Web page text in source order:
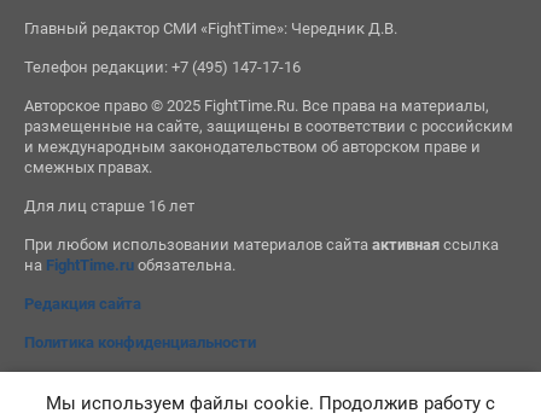
Главный редактор СМИ «FightTime»: Чередник Д.В.
Телефон редакции: +7 (495) 147-17-16
Авторское право © 2025 FightTime.Ru. Все права на материалы,
размещенные на сайте, защищены в соответствии с российским
и международным законодательством об авторском праве и
смежных правах.
Для лиц старше 16 лет
При любом использовании материалов сайта активнаяссылка
на FightTime.ruобязательна.
Редакция сайта
Политика конфиденциальности
Мы используем файлы cookie. Продолжив работу с